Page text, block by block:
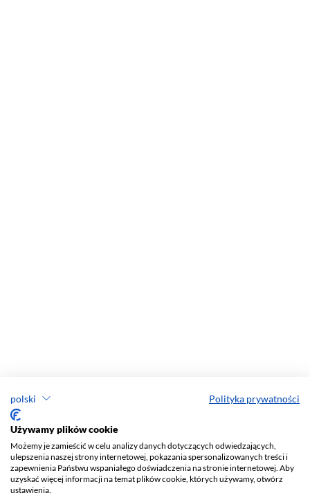
polski Polityka prywatności
Używamy plików cookie
Możemy je zamieścić w celu analizy danych dotyczących odwiedzających,
ulepszenia naszej strony internetowej, pokazania spersonalizowanych treści i
zapewnienia Państwu wspaniałego doświadczenia na stronie internetowej. Aby
uzyskać więcej informacji na temat plików cookie, których używamy, otwórz
ustawienia.